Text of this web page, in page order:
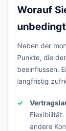
Worauf
Neben der
Punkte, die
beeinflussen.
langfristig
andere